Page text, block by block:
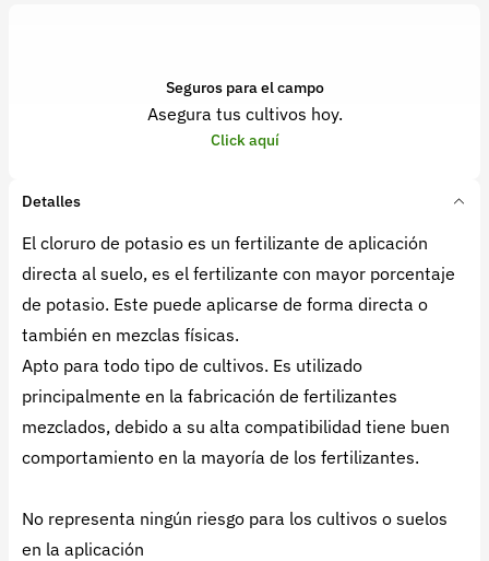
Seguros para el campo
Asegura tus cultivos hoy.
Click aquí
Detalles
El cloruro de potasio es un fertilizante de aplicación
directa al suelo, es el fertilizante con mayor porcentaje
de potasio. Este puede aplicarse de forma directa o
también en mezclas físicas.
Apto para todo tipo de cultivos. Es utilizado
principalmente en la fabricación de fertilizantes
mezclados, debido a su alta compatibilidad tiene buen
comportamiento en la mayoría de los fertilizantes.
No representa ningún riesgo para los cultivos o suelos
en la aplicación